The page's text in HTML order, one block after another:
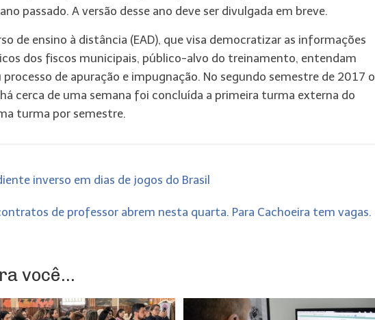
passado. A versão desse ano deve ser divulgada em breve.
de ensino à distância (EAD), que visa democratizar as informações
dos fiscos municipais, público-alvo do treinamento, entendam
de apuração e impugnação. No segundo semestre de 2017 o
cerca de uma semana foi concluída a primeira turma externa do
turma por semestre.
inverso em dias de jogos do Brasil
de professor abrem nesta quarta. Para Cachoeira tem vagas.
você...